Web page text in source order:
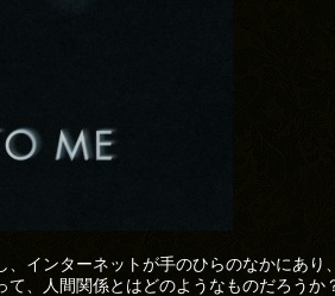
インターネットが手のひらのなかにあり、
、人間関係とはどのようなものだろうか